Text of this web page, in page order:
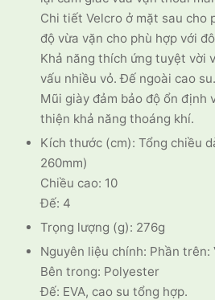
Chi tiết Velcro ở mặt sau cho
độ vừa vặn cho phù hợp với
Khả năng thích ứng tuyệt vời
vấu nhiều vỏ. Đế ngoài cao su.
Mũi giày đảm bảo độ ổn định
thiện khả năng thoáng khí.
Kích thước (cm): Tổng chiều
260mm)
Chiều cao: 10
Đế: 4
Trọng lượng (g): 276g
Nguyên liệu chính: Phần trên:
Bên trong: Polyester
Đế: EVA, cao su tổng hợp.